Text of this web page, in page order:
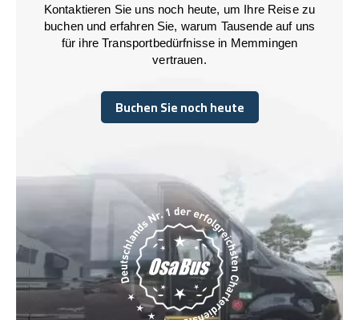
Kontaktieren Sie uns noch heute, um Ihre Reise zu
buchen und erfahren Sie, warum Tausende auf uns
für ihre Transportbedürfnisse in Memmingen
vertrauen.
Buchen Sie noch heute
Buchen Sie noch heute